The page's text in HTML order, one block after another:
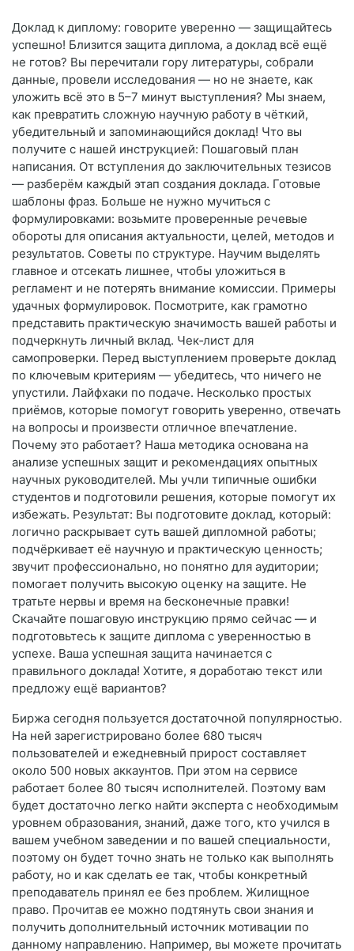
Доклад к диплому: говорите уверенно — защищайтесь
успешно! Близится защита диплома, а доклад всё ещё
не готов? Вы перечитали гору литературы, собрали
данные, провели исследования — но не знаете, как
уложить всё это в 5–7 минут выступления? Мы знаем,
как превратить сложную научную работу в чёткий,
убедительный и запоминающийся доклад! Что вы
получите с нашей инструкцией: Пошаговый план
написания. От вступления до заключительных тезисов
— разберём каждый этап создания доклада. Готовые
шаблоны фраз. Больше не нужно мучиться с
формулировками: возьмите проверенные речевые
обороты для описания актуальности, целей, методов и
результатов. Советы по структуре. Научим выделять
главное и отсекать лишнее, чтобы уложиться в
регламент и не потерять внимание комиссии. Примеры
удачных формулировок. Посмотрите, как грамотно
представить практическую значимость вашей работы и
подчеркнуть личный вклад. Чек‑лист для
самопроверки. Перед выступлением проверьте доклад
по ключевым критериям — убедитесь, что ничего не
упустили. Лайфхаки по подаче. Несколько простых
приёмов, которые помогут говорить уверенно, отвечать
на вопросы и произвести отличное впечатление.
Почему это работает? Наша методика основана на
анализе успешных защит и рекомендациях опытных
научных руководителей. Мы учли типичные ошибки
студентов и подготовили решения, которые помогут их
избежать. Результат: Вы подготовите доклад, который:
логично раскрывает суть вашей дипломной работы;
подчёркивает её научную и практическую ценность;
звучит профессионально, но понятно для аудитории;
помогает получить высокую оценку на защите. Не
тратьте нервы и время на бесконечные правки!
Скачайте пошаговую инструкцию прямо сейчас — и
подготовьтесь к защите диплома с уверенностью в
успехе. Ваша успешная защита начинается с
правильного доклада! Хотите, я доработаю текст или
предложу ещё вариантов?
Биржа сегодня пользуется достаточной популярностью.
На ней зарегистрировано более 680 тысяч
пользователей и ежедневный прирост составляет
около 500 новых аккаунтов. При этом на сервисе
работает более 80 тысяч исполнителей. Поэтому вам
будет достаточно легко найти эксперта с необходимым
уровнем образования, знаний, даже того, кто учился в
вашем учебном заведении и по вашей специальности,
поэтому он будет точно знать не только как выполнять
работу, но и как сделать ее так, чтобы конкретный
преподаватель принял ее без проблем. Жилищное
право. Прочитав ее можно подтянуть свои знания и
получить дополнительный источник мотивации по
данному направлению. Например, вы можете прочитать